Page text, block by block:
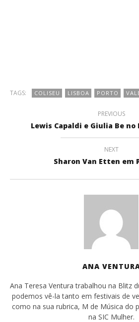
TAGS: COLISEU LISBOA PORTO
PREVIOUS
Lewis Capaldi e Giulia Be no
NEXT
Sharon Van Etten em
ANA
Ana Teresa Ventura trabalhou na Blitz
podemos vê-la tanto em festivais de
como na sua rubrica, M de Música do
na SIC Mulher.